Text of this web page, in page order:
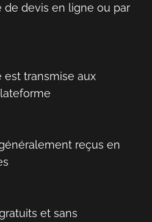
de devis en ligne ou par
est transmise aux
reçus en
et sans